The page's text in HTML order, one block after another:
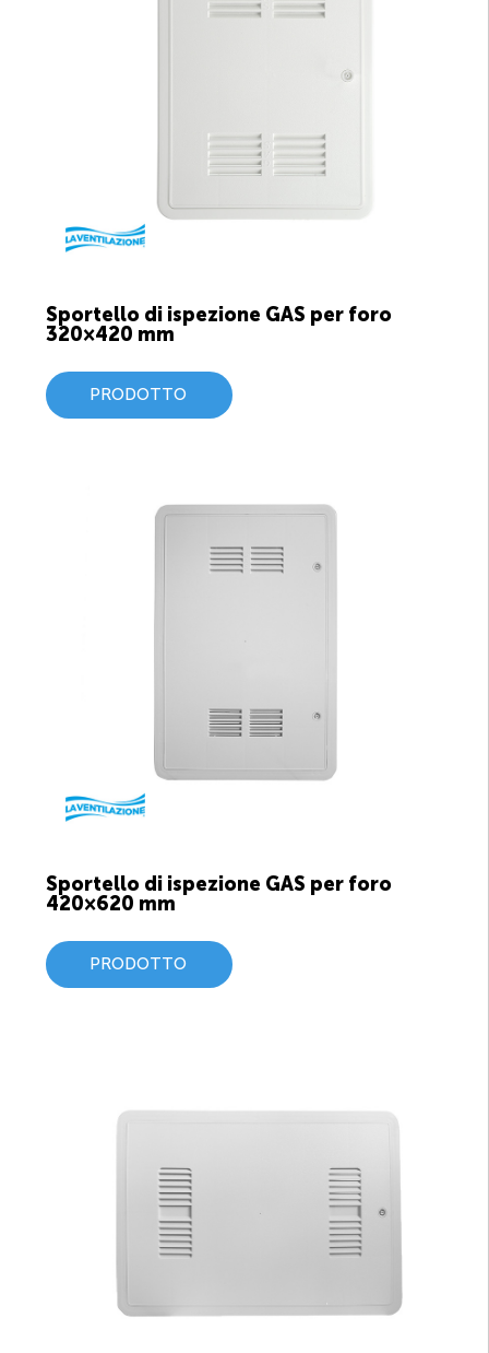
Sportello di ispezione GAS per foro
320×420 mm
PRODOTTO
Sportello di ispezione GAS per foro
420×620 mm
PRODOTTO